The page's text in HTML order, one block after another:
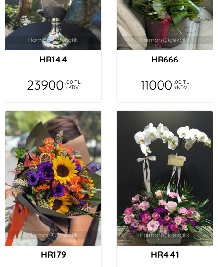
HR144
23900 ,00 TL
+KDV
HR666
11000 ,00 TL
+KDV
HR179 HR441